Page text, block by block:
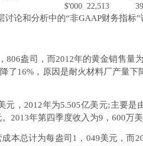
$'000 22,513
讨论和分析中的“非GAAP财务指标
806盎司，而2012年的黄金销售
了16%，原因是耐火材料厂产量
元，2012年为5.505亿美元;主要
2013年第四季度收入为9，600万
本总计为每盎司1，049美元，而